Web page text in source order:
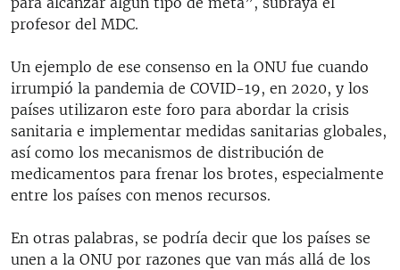
profesor del MDC.
Un ejemplo de ese consenso en la ONU fue cuando
irrumpió la pandemia de COVID-19, en 2020, y los
países utilizaron este foro para abordar la crisis
sanitaria e implementar medidas sanitarias globales,
así como los mecanismos de distribución de
medicamentos para frenar los brotes, especialmente
entre los países con menos recursos.
En otras palabras, se podría decir que los países se
unen a la ONU por razones que van más allá de los